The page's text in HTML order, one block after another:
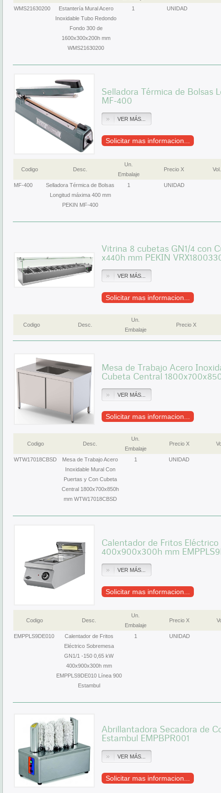
WMS21630200
Estantería Mural Acero
Inoxidable Tubo Redondo
Fondo 300 de
1600x300x200h mm
WMS21630200
1 UNIDAD
Selladora Térmica de Bolsas
MF-400
VER MÁS...
Solicitar mas informacion...
Codigo Desc.
Un.
Embalaje
Precio X Vol.
MF-400
Selladora Térmica de Bolsas
Longitud máxima 400 mm
PEKIN MF-400
1 UNIDAD
Vitrina 8 cubetas GN1/4 con
x440h mm PEKIN
VER MÁS...
Solicitar mas informacion...
Codigo Desc.
Un.
Embalaje
Precio X
Mesa de Trabajo Acero
Cubeta Central
VER MÁS...
Solicitar mas informacion...
Codigo Desc.
Un.
Embalaje
Precio X
WTW17018CBSD
Mesa de Trabajo Acero
Inoxidable Mural Con
Puertas y Con Cubeta
Central 1800x700x850h
mm WTW17018CBSD
1 UNIDAD
Calentador de Fritos Eléctrico
400x900x300h mm
VER MÁS...
Solicitar mas informacion...
Codigo Desc.
Un.
Embalaje
Precio X
EMPPLS9DE010
Calentador de Fritos
Eléctrico Sobremesa
GN1/1 -150 0,65 kW
400x900x300h mm
EMPPLS9DE010 Línea 900
Estambul
1 UNIDAD
Abrillantadora Secadora de
Estambul EMPBPR001
VER MÁS...
Solicitar mas informacion...